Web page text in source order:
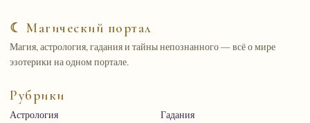
☾ Магический портал
Магия, астрология, гадания и тайны непознанного — всё о мире
эзотерики на одном портале.
Рубрики
Астрология Гадания